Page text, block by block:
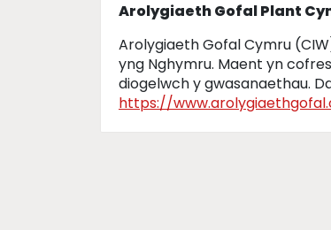
Arolygiaeth Gofal Plant
Arolygiaeth Gofal Cymru
yng Nghymru. Maent yn
diogelwch y gwasanaethau.
https://